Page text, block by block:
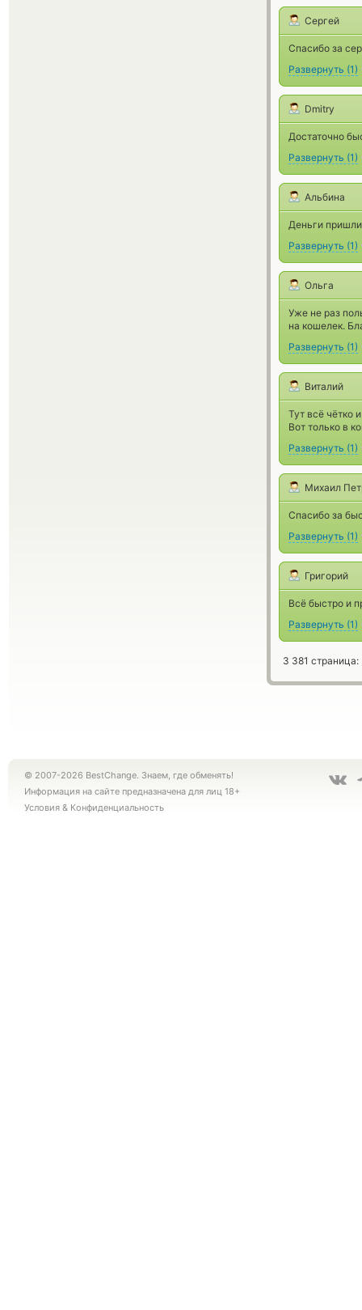
Сергей
Спасибо за
Развернуть (1)
Dmitry
Достаточно
Развернуть (1)
Альбина
Деньги
Развернуть (1)
Ольга
Уже не раз
на кошелек.
Развернуть (1)
Виталий
Тут всё чётко
Вот только в
Развернуть (1)
Михаил
Спасибо за
Развернуть (1)
Григорий
Всё быстро и
Развернуть (1)
3 381 страница:
© 2007-2026 BestChange. Знаем, где обменять!
Информация на сайте предназначена для лиц 18+
Условия & Конфиденциальность